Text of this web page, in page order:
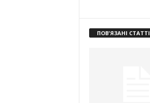
ПОВ'ЯЗАНІ СТАТТІ